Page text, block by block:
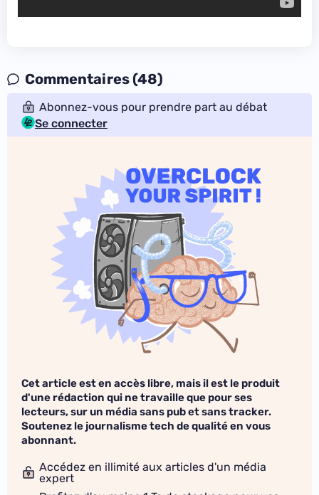
Commentaires (48)
Abonnez-vous pour prendre part au débat
Se connecter
Cet article est en accès libre, mais il est le produit
d'une rédaction qui ne travaille que pour ses
lecteurs, sur un média sans pub et sans tracker.
Soutenez le journalisme tech de qualité en vous
abonnant.
Accédez en illimité aux articles d'un média
expert